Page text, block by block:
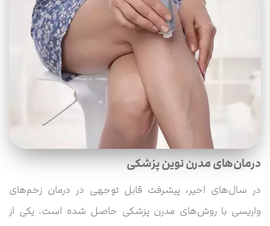
درمان‌های مدرن نوین پزشکی
در سال‌های اخیر، پیشرفت قابل توجهی در درمان زخم‌های
واریسی با روش‌های مدرن پزشکی حاصل شده است. یکی از